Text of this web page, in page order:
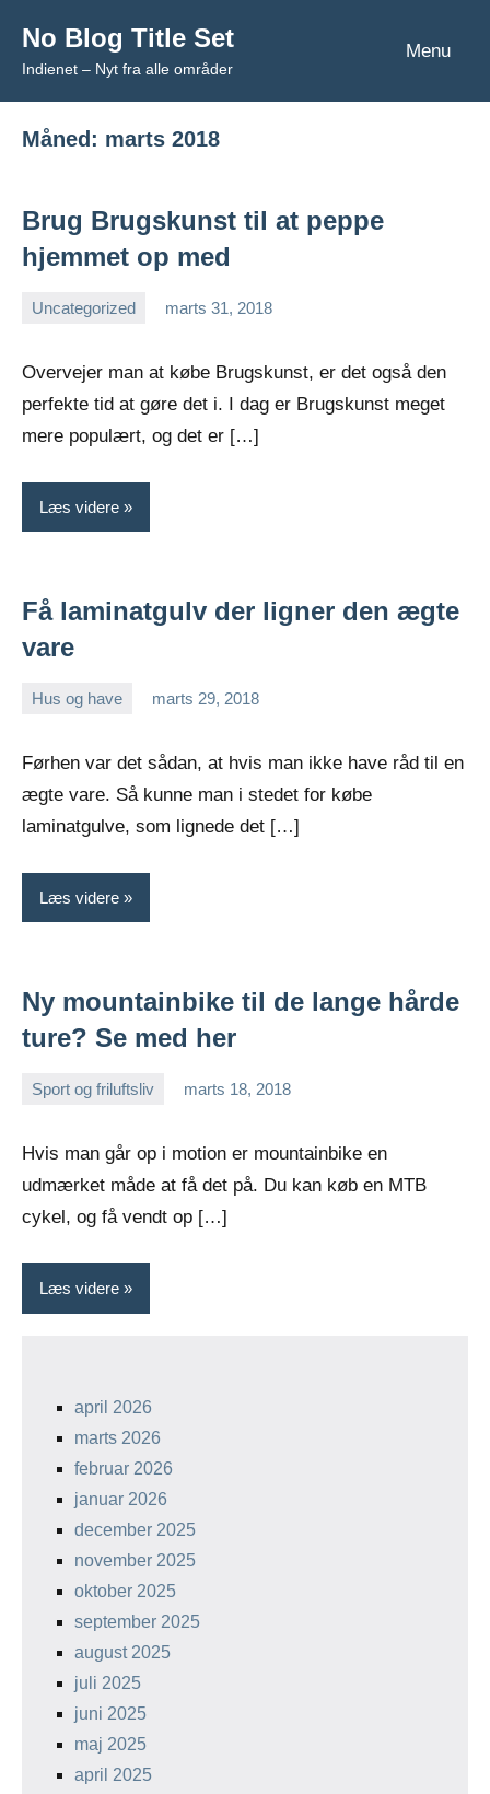
indhold
No Blog Title Set
Indienet – Nyt fra alle områder
Menu
Måned: marts 2018
Brug Brugskunst til at peppe
hjemmet op med
Uncategorized marts 31, 2018
Overvejer man at købe Brugskunst, er det også den
perfekte tid at gøre det i. I dag er Brugskunst meget
mere populært, og det er […]
Læs videre
Få laminatgulv der ligner den ægte
vare
Hus og have marts 29, 2018
Førhen var det sådan, at hvis man ikke have råd til en
ægte vare. Så kunne man i stedet for købe
laminatgulve, som lignede det […]
Læs videre
Ny mountainbike til de lange hårde
ture? Se med her
Sport og friluftsliv marts 18, 2018
Esben
Hvis man går op i motion er mountainbike en
udmærket måde at få det på. Du kan køb en MTB
cykel, og få vendt op […]
Læs videre
april 2026
marts 2026
februar 2026
januar 2026
december 2025
november 2025
oktober 2025
september 2025
august 2025
juli 2025
juni 2025
maj 2025
april 2025